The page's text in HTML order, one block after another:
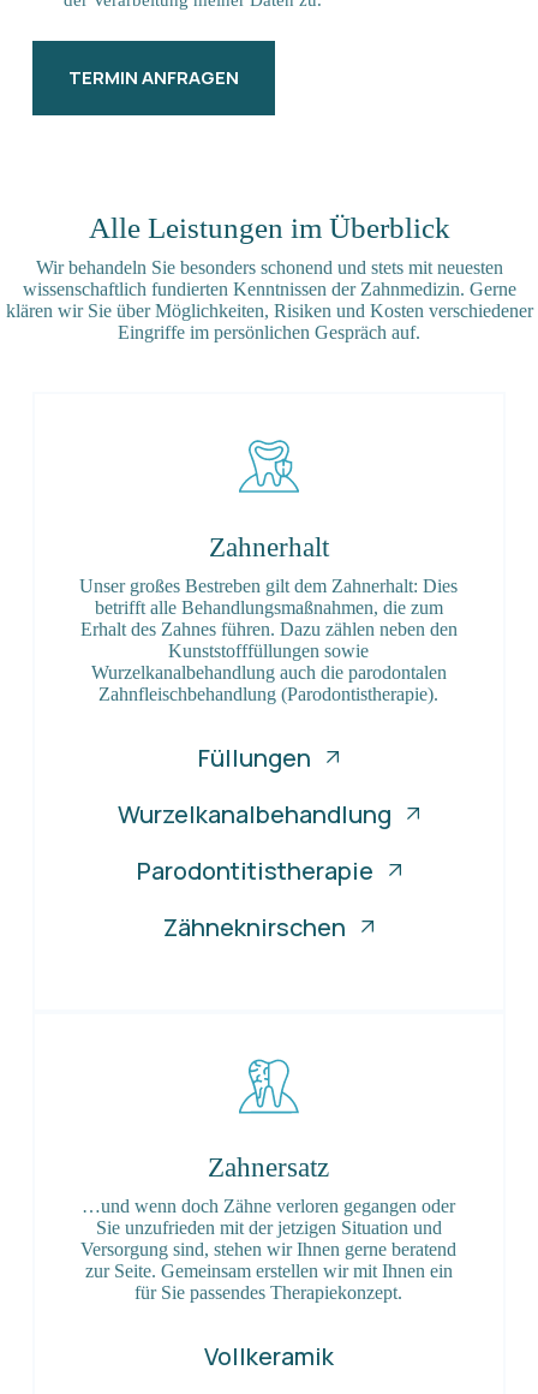
TERMIN ANFRAGEN
Alle Leistungen im Überblick
Wir behandeln Sie besonders schonend und stets mit neuesten
wissenschaftlich fundierten Kenntnissen der Zahnmedizin. Gerne
klären wir Sie über Möglichkeiten, Risiken und Kosten verschiedener
Eingriffe im persönlichen Gespräch auf.
Zahnerhalt
Unser großes Bestreben gilt dem Zahnerhalt: Dies
betrifft alle Behandlungsmaßnahmen, die zum
Erhalt des Zahnes führen. Dazu zählen neben den
Kunststofffüllungen sowie
Wurzelkanalbehandlung auch die parodontalen
Zahnfleischbehandlung (Parodontistherapie).
Füllungen
Wurzelkanalbehandlung
Parodontitistherapie
Zähneknirschen
Zahnersatz
…und wenn doch Zähne verloren gegangen oder
Sie unzufrieden mit der jetzigen Situation und
Versorgung sind, stehen wir Ihnen gerne beratend
zur Seite. Gemeinsam erstellen wir mit Ihnen ein
für Sie passendes Therapiekonzept.
Vollkeramik